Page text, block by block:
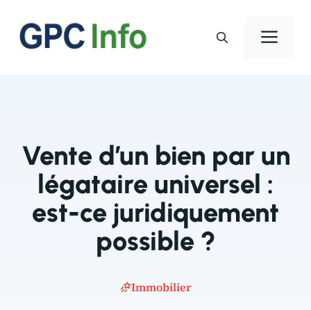
contenu
Vente d’un bien par un
légataire universel :
est-ce juridiquement
possible ?
Immobilier